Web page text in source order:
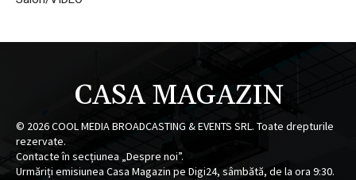
CASA MAGAZIN
© 2026COOL MEDIA BROADCASTING & EVENTS SRL. Toate drepturile
rezervate.
Contacte în secțiunea „Despre noi”.
Urmăriți emisiunea Casa Magazin pe Digi24, sâmbătă, de la ora 9:30.